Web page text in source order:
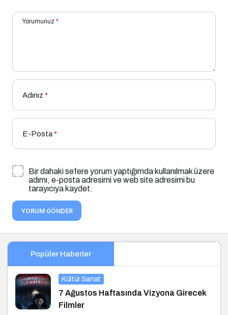
Yorumunuz *
Adınız *
E-Posta*
Bir dahaki sefere yorum yaptığımda kullanılmak üzere
adımı, e-posta adresimi ve web site adresimi bu
tarayıcıya kaydet.
YORUM GÖNDER
Popüler Haberler
Kültür Sanat
7 Ağustos Haftasında Vizyona Girecek
Filmler